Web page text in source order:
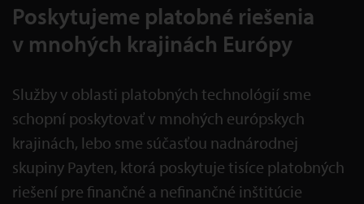
Poskytujeme platobné riešenia
v mnohých krajinách Európy
Služby v oblasti platobných technológií sme
schopní poskytovať v mnohých európskych
krajinách, lebo sme súčasťou nadnárodnej
skupiny Payten, ktorá poskytuje tisíce platobných
riešení pre finančné a nefinančné inštitúcie